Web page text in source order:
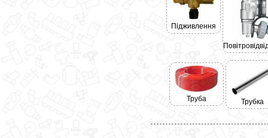
Підживлення
Труба Трубка